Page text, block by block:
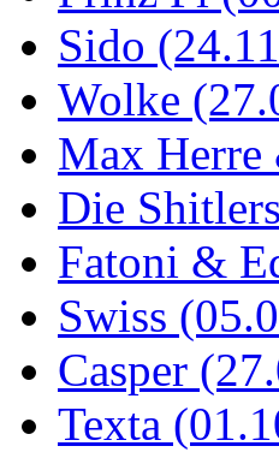
Sido
Wolke
Max Herre
Die
Fatoni &
Swiss
Casper
Texta